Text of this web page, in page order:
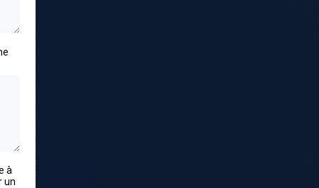
à
un